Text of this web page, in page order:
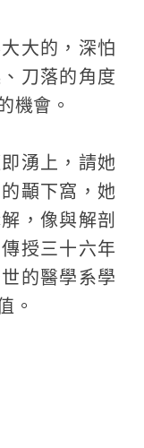
大的，深怕
刀落的角度
機會。
湧上，請她
顳下窩，她
，像與解剖
授三十六年
的醫學系學
。